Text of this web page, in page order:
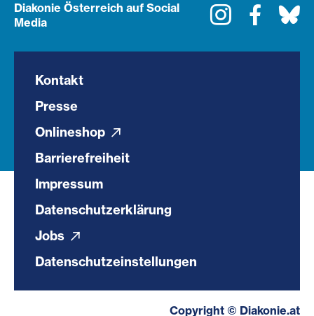
Diakonie Österreich auf Social
Media
Instagram
Kontakt
Presse
Onlineshop
Barrierefreiheit
Impressum
Datenschutzerklärung
Jobs
Datenschutzeinstellungen
Copyright © Diakonie.at